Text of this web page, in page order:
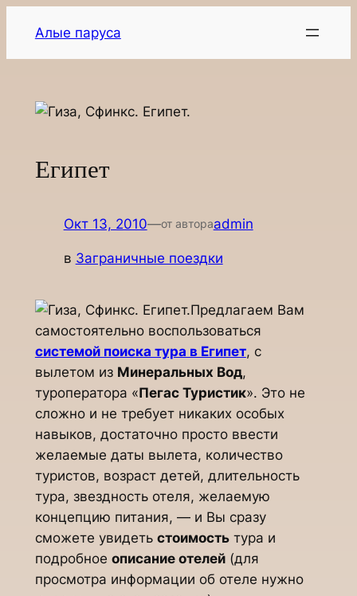
содержимому
Алые паруса
Египет
Окт 13, 2010—от автораadmin
в Заграничные поездки
Предлагаем Вам
самостоятельно воспользоваться
системой поиска тура в Египет, c
вылетом из Минеральных Вод,
туроператора «Пегас Туристик». Это не
сложно и не требует никаких особых
навыков, достаточно просто ввести
желаемые даты вылета, количество
туристов, возраст детей, длительность
тура, звездность отеля, желаемую
концепцию питания, — и Вы сразу
сможете увидеть стоимостьтура и
подробное описание отелей(для
просмотра информации об отеле нужно